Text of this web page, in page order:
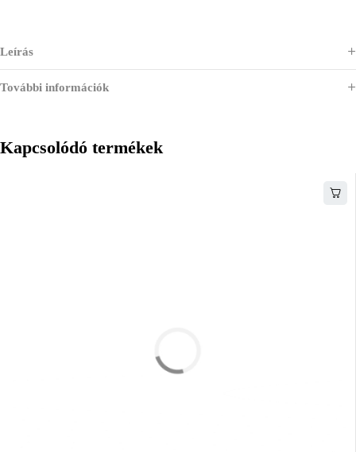
Leírás
További információk
Kapcsolódó termékek